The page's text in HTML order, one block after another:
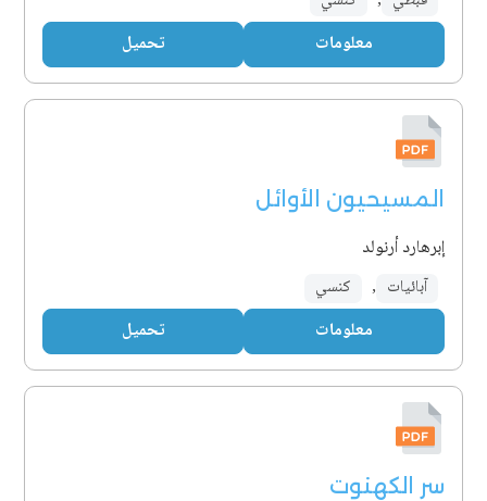
معلومات تحميل
المسيحيون الأوائل
إبرهارد أرنولد
آبائيات , كنسي
معلومات تحميل
سر الكهنوت